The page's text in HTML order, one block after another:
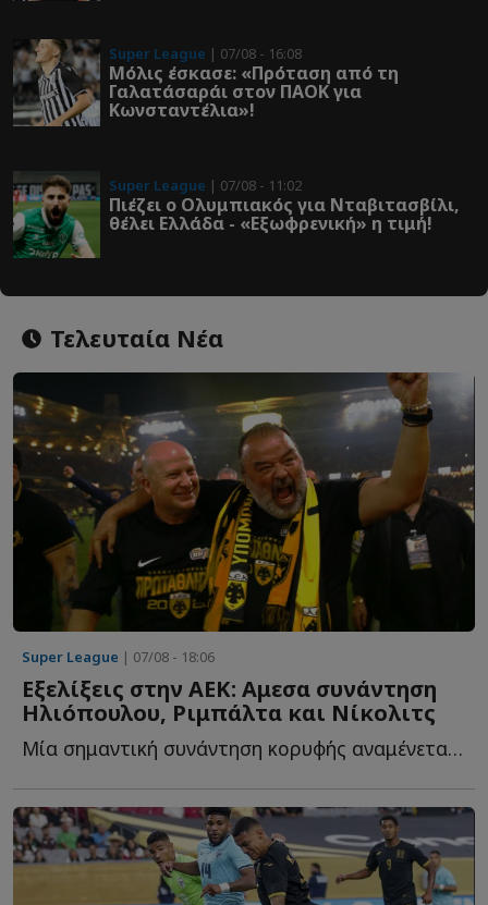
Super League | 07/08 - 16:08
Μόλις έσκασε: «Πρόταση από τη
Γαλατάσαράι στον ΠΑΟΚ για
Κωνσταντέλια»!
Super League | 07/08 - 11:02
Πιέζει ο Ολυμπιακός για Νταβιτασβίλι,
θέλει Ελλάδα - «Εξωφρενική» η τιμή!
Τελευταία Νέα
Super League | 07/08 - 18:06
Εξελίξεις στην ΑΕΚ: Αμεσα συνάντηση
Ηλιόπουλου, Ριμπάλτα και Νίκολιτς
Μία σημαντική συνάντηση κορυφής αναμένεται το επόμενο δ...